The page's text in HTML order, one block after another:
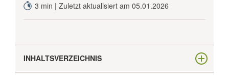
3 min | Zuletzt aktualisiert am 05.01.2026
INHALTSVERZEICHNIS